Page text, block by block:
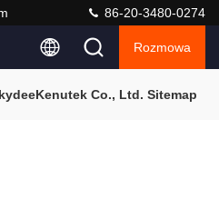
86-20-3480-0274
Rozmowa
Co., Ltd. Sitemap